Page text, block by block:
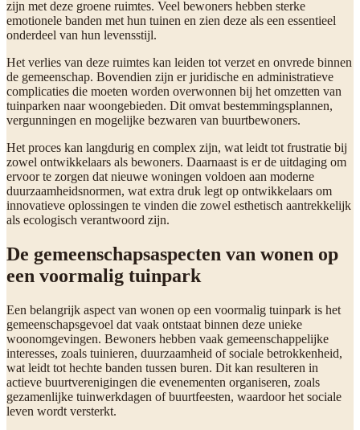
zijn met deze groene ruimtes. Veel bewoners hebben sterke
emotionele banden met hun tuinen en zien deze als een essentieel
onderdeel van hun levensstijl.
Het verlies van deze ruimtes kan leiden tot verzet en onvrede binnen
de gemeenschap. Bovendien zijn er juridische en administratieve
complicaties die moeten worden overwonnen bij het omzetten van
tuinparken naar woongebieden. Dit omvat bestemmingsplannen,
vergunningen en mogelijke bezwaren van buurtbewoners.
Het proces kan langdurig en complex zijn, wat leidt tot frustratie bij
zowel ontwikkelaars als bewoners. Daarnaast is er de uitdaging om
ervoor te zorgen dat nieuwe woningen voldoen aan moderne
duurzaamheidsnormen, wat extra druk legt op ontwikkelaars om
innovatieve oplossingen te vinden die zowel esthetisch aantrekkelijk
als ecologisch verantwoord zijn.
De gemeenschapsaspecten van wonen op
een voormalig tuinpark
Een belangrijk aspect van wonen op een voormalig tuinpark is het
gemeenschapsgevoel dat vaak ontstaat binnen deze unieke
woonomgevingen. Bewoners hebben vaak gemeenschappelijke
interesses, zoals tuinieren, duurzaamheid of sociale betrokkenheid,
wat leidt tot hechte banden tussen buren. Dit kan resulteren in
actieve buurtverenigingen die evenementen organiseren, zoals
gezamenlijke tuinwerkdagen of buurtfeesten, waardoor het sociale
leven wordt versterkt.